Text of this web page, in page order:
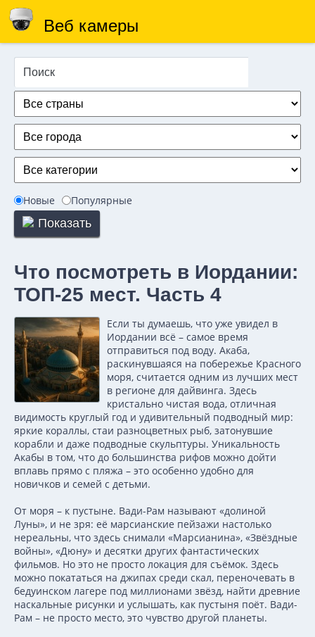
Веб камеры
Новые Популярные
Показать
Что посмотреть в Иордании:
ТОП-25 мест. Часть 4
Если ты думаешь, что уже увидел в
Иордании всё – самое время
отправиться под воду. Акаба,
раскинувшаяся на побережье Красного
моря, считается одним из лучших мест
в регионе для дайвинга. Здесь
кристально чистая вода, отличная
видимость круглый год и удивительный подводный мир:
яркие кораллы, стаи разноцветных рыб, затонувшие
корабли и даже подводные скульптуры. Уникальность
Акабы в том, что до большинства рифов можно дойти
вплавь прямо с пляжа – это особенно удобно для
новичков и семей с детьми.
От моря – к пустыне. Вади-Рам называют «долиной
Луны», и не зря: её марсианские пейзажи настолько
нереальны, что здесь снимали «Марсианина», «Звёздные
войны», «Дюну» и десятки других фантастических
фильмов. Но это не просто локация для съёмок. Здесь
можно покататься на джипах среди скал, переночевать в
бедуинском лагере под миллионами звёзд, найти древние
наскальные рисунки и услышать, как пустыня поёт. Вади-
Рам – не просто место, это чувство другой планеты.